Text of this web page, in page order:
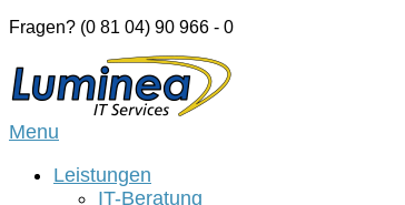
Skip
content
Fragen? (0 81 04) 90 966 - 0
Home
Menu
Leistungen
IT-Beratung